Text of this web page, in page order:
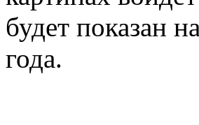
будет показан
года.